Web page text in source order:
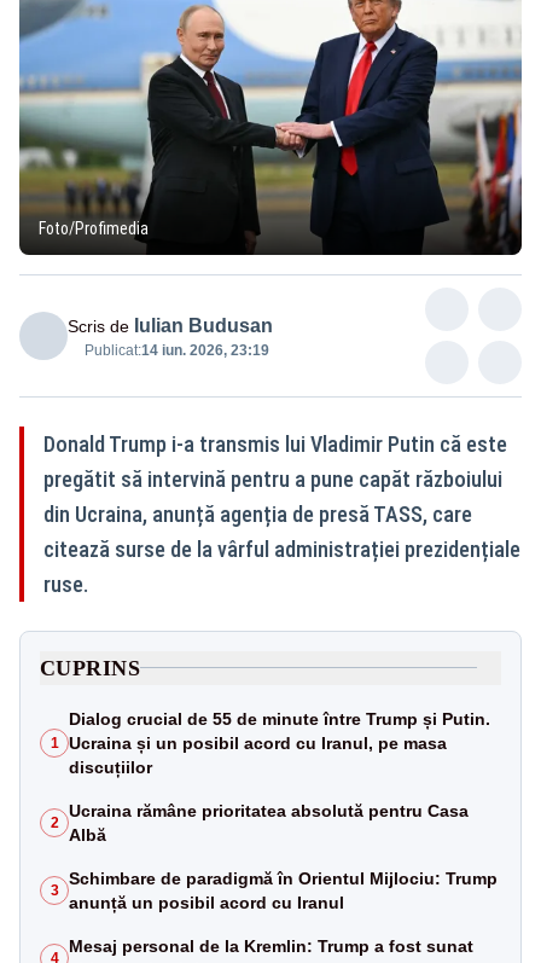
Foto/Profimedia
Scris de Iulian Budusan
Publicat:14 iun. 2026, 23:19
Donald Trump i-a transmis lui Vladimir Putin că este
pregătit să intervină pentru a pune capăt războiului
din Ucraina, anunță agenția de presă TASS, care
citează surse de la vârful administrației prezidențiale
ruse.
CUPRINS
1
Dialog crucial de 55 de minute între Trump și Putin.
Ucraina și un posibil acord cu Iranul, pe masa
discuțiilor
2
Ucraina rămâne prioritatea absolută pentru Casa
Albă
3
Schimbare de paradigmă în Orientul Mijlociu: Trump
anunță un posibil acord cu Iranul
4
Mesaj personal de la Kremlin: Trump a fost sunat